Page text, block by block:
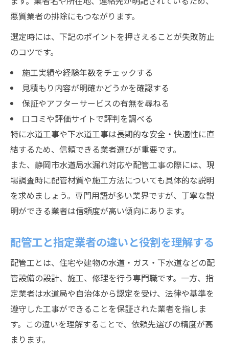
悪質業者の排除にもつながります。
選定時には、下記のポイントを押さえることが失敗防止
のコツです。
施工実績や経験年数をチェックする
見積もり内容が明確かどうかを確認する
保証やアフターサービスの有無を尋ねる
口コミや評価サイトで評判を調べる
特に水道工事や下水道工事は長期的な安全・快適性に直
結するため、信頼できる業者選びが重要です。
また、静岡市水道局水漏れ対応や配管工事の際には、現
場調査時に配管材質や施工方法についても具体的な説明
を求めましょう。専門用語が多い業界ですが、丁寧な説
明ができる業者は信頼度が高い傾向にあります。
配管工と指定業者の違いと役割を理解する
配管工とは、住宅や建物の水道・ガス・下水道などの配
管設備の設計、施工、修理を行う専門職です。一方、指
定業者は水道局や自治体から認定を受け、法律や基準を
遵守した工事ができることを保証された業者を指しま
す。この違いを理解することで、依頼先選びの精度が高
まります。